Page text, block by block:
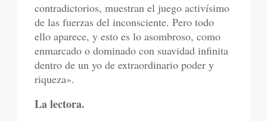
contradictorios, muestran el juego activísimo
de las fuerzas del inconsciente. Pero todo
ello aparece, y esto es lo asombroso, como
enmarcado o dominado con suavidad infinita
dentro de un yo de extraordinario poder y
riqueza».
La lectora.